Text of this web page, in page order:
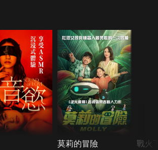
莫莉的冒險 戰火